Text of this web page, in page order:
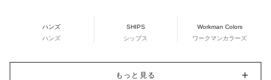
ハンズ
ハンズ
SHIPS
シップス
Workman Colors
ワークマンカラーズ
もっと見る